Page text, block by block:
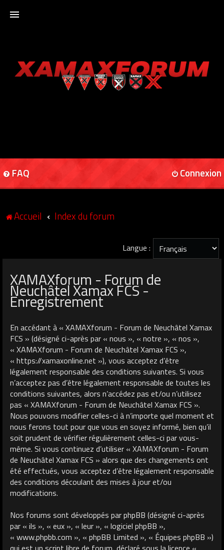
XAMAXFORUM
FAQ Connexion
Accueil Index du forum
Langue :
XAMAXforum - Forum de
Neuchâtel Xamax FCS -
Enregistrement
En accédant à « XAMAXforum - Forum de Neuchâtel Xamax
FCS » (désigné ci-après par « nous », « notre », « nos »,
« XAMAXforum - Forum de Neuchâtel Xamax FCS »,
« https://xamaxonline.net »), vous acceptez d’être
légalement responsable des conditions suivantes. Si vous
n’acceptez pas d’être légalement responsable de toutes les
conditions suivantes, alors n’accédez pas et/ou n’utilisez
pas « XAMAXforum - Forum de Neuchâtel Xamax FCS ».
Nous pouvons modifier celles-ci à n’importe quel moment et
nous ferons tout pour que vous en soyez informé, bien qu’il
soit prudent de vérifier régulièrement celles-ci par vous-
même. Si vous continuez d’utiliser « XAMAXforum - Forum
de Neuchâtel Xamax FCS » alors que des changements ont
été effectués, vous acceptez d’être légalement responsable
des conditions découlant des mises à jour et/ou
modifications.
Nos forums sont développés par phpBB (désigné ci-après
par « ils », « eux », « leur », « logiciel phpBB »,
« www.phpbb.com », « phpBB Limited », « Équipes phpBB »)